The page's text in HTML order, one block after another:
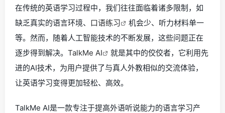
在传统的英语学习过程中，我们往往面临着诸多限制，如
缺乏真实的语言环境、
口语练习
机会少、听力材料单一
等。然而，随着人工智能技术的不断发展，这些问题正在
逐步得到解决。 TalkMe AI
就是其中的佼佼者，它利用先
进的AI技术，为用户提供了与真人外教相似的交流体验，
让英语学习变得更加轻松、高效。
TalkMe AI是一款专注于提高外语听说能力的语言学习产